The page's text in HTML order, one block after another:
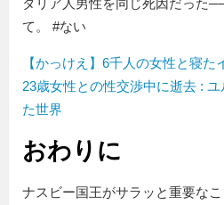
タリア人男性を同じ死因だった
て。 #ない
【かっけえ】6千人の女性と寝た
23歳女性との性交渉中に逝去 :
た世界
おわりに
ナスビー国王がサラッと重要なこ